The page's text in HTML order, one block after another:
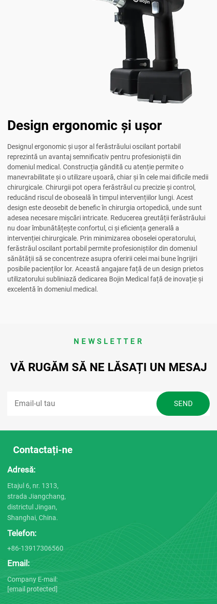
Design ergonomic și ușor
Designul ergonomic și ușor al ferăstrăului oscilant portabil
reprezintă un avantaj semnificativ pentru profesioniștii din
domeniul medical. Construcția gândită cu atenție permite o
manevrabilitate și o utilizare ușoară, chiar și în cele mai dificile medii
chirurgicale. Chirurgii pot opera ferăstrăul cu precizie și control,
reducând riscul de oboseală în timpul intervențiilor lungi. Acest
design este deosebit de benefic în chirurgia ortopedică, unde sunt
adesea necesare mișcări intricate. Reducerea greutății ferăstrăului
nu doar îmbunătățește confortul, ci și eficiența generală a
intervenției chirurgicale. Prin minimizarea oboselei operatorului,
ferăstrăul oscilant portabil permite profesioniștilor din domeniul
sănătății să se concentreze asupra oferirii celei mai bune îngrijiri
posibile pacienților lor. Această angajare față de un design prietos
utilizatorului subliniază dedicarea Bojin Medical față de inovație și
excelentă în domeniul medical.
NEWSLETTER
VĂ RUGĂM SĂ NE LĂSAȚI UN MESAJ
Contactați-ne
Adresă:
Etajul 6, nr. 1313,
strada Jiangchang,
districtul Jingan,
Shanghai, China.
Telefon:
+86-13917306560
Email:
Company E-mail:
[email protected]